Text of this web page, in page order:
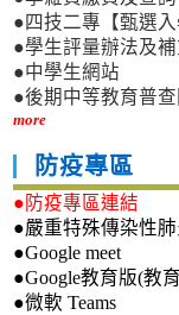
●四技二專【甄選
●學生評量辦法及
●中學生網站
●後期中等教育普
more
防疫專區
●防疫專區連結
●嚴重特殊傳染性
●Google meet
●Google教育版(教
●微軟 Teams